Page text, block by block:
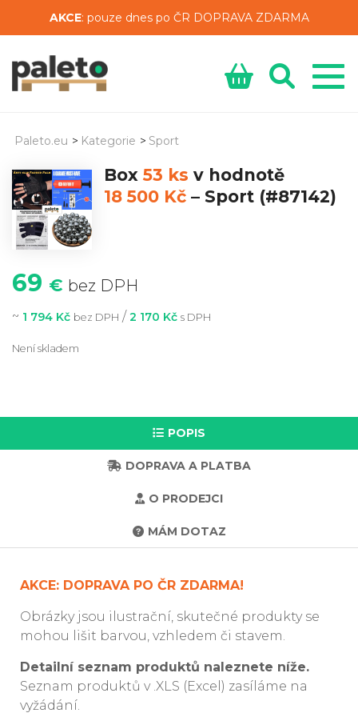
AKCE: pouze dnes po ČR DOPRAVA ZDARMA
Paleto.eu > Kategorie > Sport
Box 53 ks v hodnotě
18 500 Kč – Sport (#87142)
69 € bez DPH
~ 1 794 Kč bez DPH / 2 170 Kč s DPH
Není skladem
POPIS
DOPRAVA A PLATBA
O PRODEJCI
MÁM DOTAZ
AKCE: DOPRAVA PO ČR ZDARMA!
Obrázky jsou ilustrační, skutečné produkty se
mohou lišit barvou, vzhledem či stavem.
Detailní seznam produktů naleznete níže.
Seznam produktů v .XLS (Excel) zasíláme na
vyžádání.